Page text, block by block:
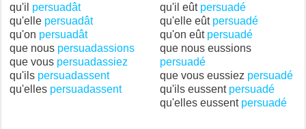
qu'il persuadât
qu'elle persuadât
qu'on persuadât
que nous persuadassions
que vous persuadassiez
qu'ils persuadassent
qu'elles persuadassent
qu'il eût persuadé
qu'elle eût persuadé
qu'on eût persuadé
que nous eussions
persuadé
que vous eussiez persuadé
qu'ils eussent persuadé
qu'elles eussent persuadé